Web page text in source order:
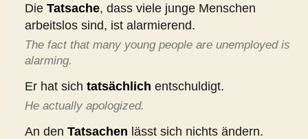
Die Tatsache, dass viele junge Menschen
arbeitslos sind, ist alarmierend.
The fact that many young people are unemployed is
alarming.
Er hat sich tatsächlich entschuldigt.
He actually apologized.
An den Tatsachen lässt sich nichts ändern.